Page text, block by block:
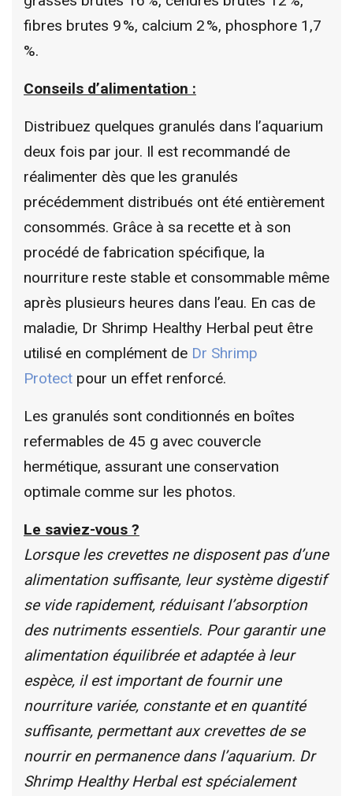
fibres brutes 9 %, calcium 2 %, phosphore 1,7
%.
Conseils d’alimentation :
Distribuez quelques granulés dans l’aquarium
deux fois par jour. Il est recommandé de
réalimenter dès que les granulés
précédemment distribués ont été entièrement
consommés. Grâce à sa recette et à son
procédé de fabrication spécifique, la
nourriture reste stable et consommable même
après plusieurs heures dans l’eau. En cas de
maladie, Dr Shrimp Healthy Herbal peut être
utilisé en complément de Dr Shrimp
Protect pour un effet renforcé.
Les granulés sont conditionnés en boîtes
refermables de 45 g avec couvercle
hermétique, assurant une conservation
optimale comme sur les photos.
Le saviez-vous ?
Lorsque les crevettes ne disposent pas d’une
alimentation suffisante, leur système digestif
se vide rapidement, réduisant l’absorption
des nutriments essentiels. Pour garantir une
alimentation équilibrée et adaptée à leur
espèce, il est important de fournir une
nourriture variée, constante et en quantité
suffisante, permettant aux crevettes de se
nourrir en permanence dans l’aquarium. Dr
Shrimp Healthy Herbal est spécialement